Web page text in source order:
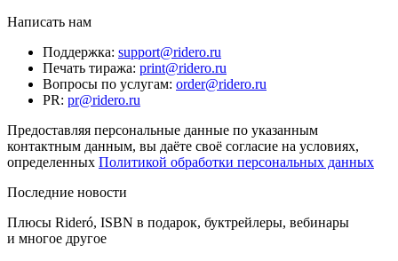
Написать нам
Поддержка: support@ridero.ru
Печать тиража: print@ridero.ru
Вопросы по услугам: order@ridero.ru
PR: pr@ridero.ru
Предоставляя персональные данные по указанным
контактным данным, вы даёте своё согласие на условиях,
определенных Политикой обработки персональных данных
Последние новости
Плюсы Rideró, ISBN в подарок, буктрейлеры, вебинары
и многое другое